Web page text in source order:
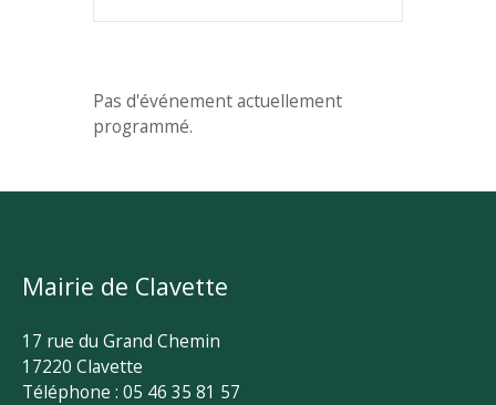
Pas d'événement actuellement
programmé.
Mairie de Clavette
17 rue du Grand Chemin
17220 Clavette
Téléphone : 05 46 35 81 57